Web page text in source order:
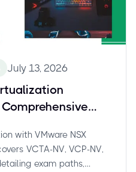
July 13, 2026
with VMware NSX
VCTA-NV, VCP-NV,
exam paths,